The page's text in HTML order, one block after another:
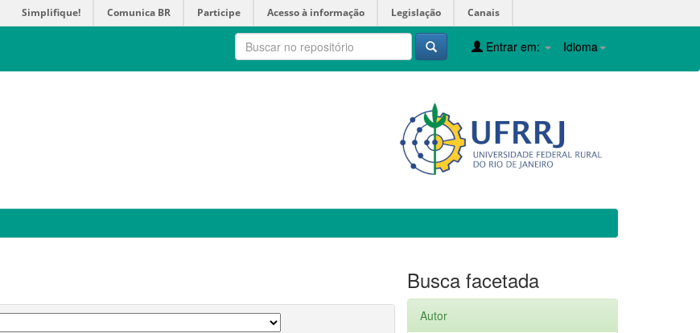
Simplifique! Comunica BR Participe Acesso à informação Legislação Canais
Idioma
Entrar em:
Busca facetada
Autor